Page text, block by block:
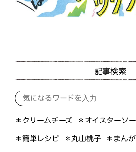
記事検索
＊クリームチーズ ＊オイスターソー
＊簡単レシピ ＊丸山桃子 ＊まんが